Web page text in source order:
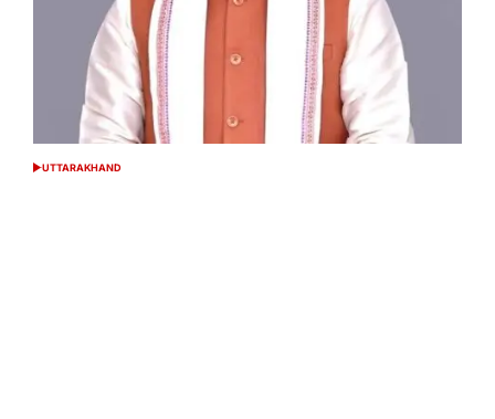
POSTED
UTTARAKHAND